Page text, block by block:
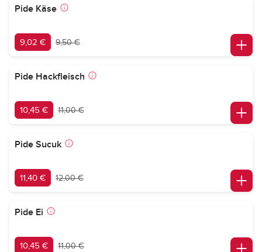
Pide Käse
9,02 € 9,50 €
Pide Hackfleisch
10,45 € 11,00 €
Pide Sucuk
11,40 € 12,00 €
Pide Ei
10,45 € 11,00 €